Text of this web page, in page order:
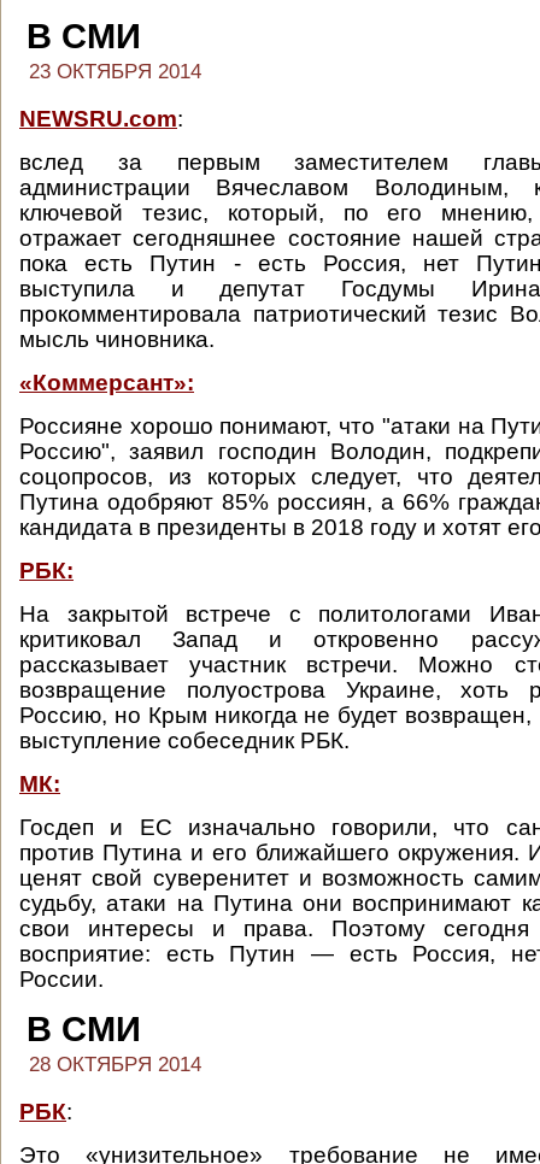
В СМИ
23 ОКТЯБРЯ 2014
NEWSRU.com:
вслед за первым заместителем главы
администрации Вячеславом Володиным,
ключевой тезис, который, по его мнению,
отражает сегодняшнее состояние нашей
пока есть Путин - есть Россия, нет
выступила и депутат Госдумы
прокомментировала патриотический тезис
мысль чиновника.
«Коммерсант»:
Россияне хорошо понимают, что "атаки на
Россию", заявил господин Володин,
соцопросов, из которых следует, что
Путина одобряют 85% россиян, а 66%
кандидата в президенты в 2018 году и хотят
РБК:
На закрытой встрече с политологами
критиковал Запад и откровенно
рассказывает участник встречи. Можно
возвращение полуострова Украине, хоть
Россию, но Крым никогда не будет возвращен,
выступление собеседник РБК.
МК:
Госдеп и ЕС изначально говорили, что
против Путина и его ближайшего окружения.
ценят свой суверенитет и возможность
судьбу, атаки на Путина они воспринимают
свои интересы и права. Поэтому сегодня
восприятие: есть Путин — есть Россия,
России.
В СМИ
28 ОКТЯБРЯ 2014
РБК:
Это «унизительное» требование не